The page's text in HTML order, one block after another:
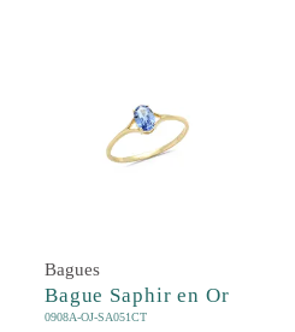
Bagues
Bague Saphir en Or
0908A-OJ-SA051CT